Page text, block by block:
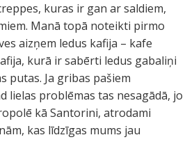
kuras ir gan ar saldiem,
Manā topā noteikti pirmo
aizņem ledus kafija – kafe
kurā ir sabērti ledus gabaliņi
putas. Ja gribas pašiem
lielas problēmas tas nesagādā, jo
kā Santorini, atrodami
kas līdzīgas mums jau